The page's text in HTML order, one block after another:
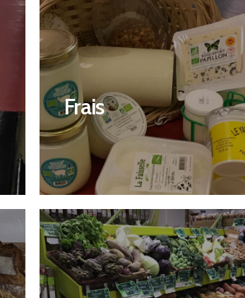
Frais
Frais
Découvrir